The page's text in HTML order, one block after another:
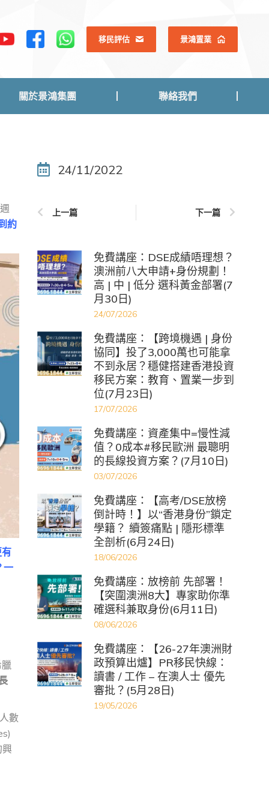
移民評估 景鴻置業
關於景鴻集團 聯絡我們
約
有
一
數
興
24/11/2022
上一篇 下一篇
免費講座：DSE成績唔理想？
澳洲前八大申請+身份規劃！
高 | 中 | 低分 選科黃金部署(7
月30日)
24/07/2026
免費講座：【跨境機遇 | 身份
協同】投了3,000萬也可能拿
不到永居？穩健搭建香港投資
移民方案：教育、置業一步到
位(7月23日)
17/07/2026
免費講座：資產集中=慢性減
值？0成本#移民歐洲 最聰明
的長線投資方案？(7月10日)
03/07/2026
免費講座：【高考/DSE放榜
倒計時！】以“香港身份”鎖定
學籍？ 續簽痛點 | 隱形標準
全剖析(6月24日)
18/06/2026
免費講座：放榜前 先部署！
【突圍澳洲8大】專家助你準
確選科兼取身份(6月11日)
08/06/2026
免費講座：【26-27年澳洲財
政預算出爐】PR移民快線：
讀書 / 工作 – 在澳人士 優先
審批？(5月28日)
19/05/2026